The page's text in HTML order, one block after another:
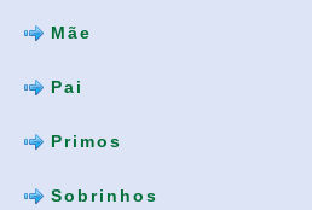
Mãe
Pai
Primos
Sobrinhos